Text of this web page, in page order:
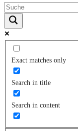
Exact matches only
Search in title
Search in content